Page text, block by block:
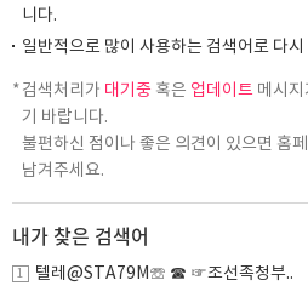
니다.
일반적으로 많이 사용하는 검색어로 다
검색처리가 대기중 혹은 업데이트 메시지
기 바랍니다.
불편하신 점이나 좋은 의견이 있으면 홈
남겨주세요.
내가 찾은 검색어
1 텔레@STA79M☏ ☎ ☞조선족청부..